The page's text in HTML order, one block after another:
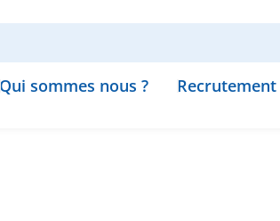
Qui sommes nous ? Recrutement